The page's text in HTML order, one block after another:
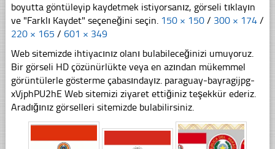
boyutta göntüleyip kaydetmek istiyorsanız, görseli tıklayın
ve "Farklı Kaydet" seçeneğini seçin. 150 × 150 / 300 × 174 /
220 × 165 / 601 × 349
Web sitemizde ihtiyacınız olanı bulabileceğinizi umuyoruz.
Bir görseli HD çözünürlükte veya en azından mükemmel
görüntülerle gösterme çabasındayız. paraguay-bayragijpg-
xVjphPU2hE Web sitemizi ziyaret ettiğiniz teşekkür ederiz.
Aradığınız görselleri sitemizde bulabilirsiniz.